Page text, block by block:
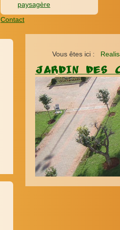
paysagère
Contact
Vous êtes ici :
JARDIN DES